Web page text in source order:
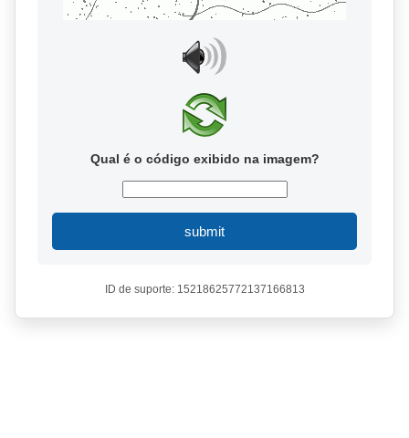
Qual é o código exibido na imagem?
submit
ID de suporte: 15218625772137166813